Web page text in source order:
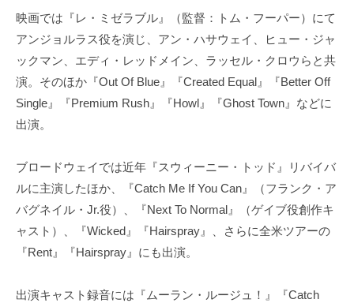
映画では『レ・ミゼラブル』（監督：トム・フーパー）にて
アンジョルラス役を演じ、アン・ハサウェイ、ヒュー・ジャ
ックマン、エディ・レッドメイン、ラッセル・クロウらと共
演。そのほか『Out Of Blue』『Created Equal』『Better Off
Single』『Premium Rush』『Howl』『Ghost Town』などに
出演。
ブロードウェイでは近年『スウィーニー・トッド』リバイバ
ルに主演したほか、『Catch Me If You Can』（フランク・ア
バグネイル・Jr.役）、『Next To Normal』（ゲイブ役創作キ
ャスト）、『Wicked』『Hairspray』、さらに全米ツアーの
『Rent』『Hairspray』にも出演。
出演キャスト録音には『ムーラン・ルージュ！』『Catch